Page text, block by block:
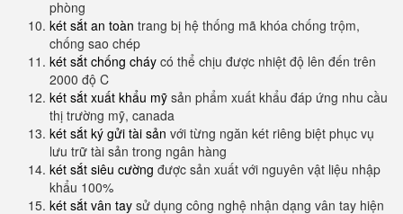
phòng
két sắt an toàn trang bị hệ thống mã khóa chống trộm,
chống sao chép
két sắt chống cháy có thể chịu được nhiệt độ lên đến trên
2000 độ C
két sắt xuất khẩu mỹ sản phẩm xuất khẩu đáp ứng nhu cầu
thị trường mỹ, canada
két sắt ký gửi tài sản với từng ngăn két riêng biệt phục vụ
lưu trữ tài sản trong ngân hàng
két sắt siêu cường được sản xuất với nguyên vật liệu nhập
khẩu 100%
két sắt vân tay sử dụng công nghệ nhận dạng vân tay hiện